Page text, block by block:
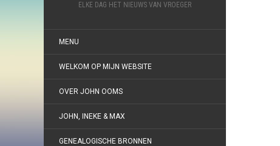
ELKE DAG HET NIEUWS VAN VROEGER
MENU
WELKOM OP MIJN WEBSITE
OVER JOHN OOMS
JOHN, INEKE & MAX
GENEALOGISCHE BRONNEN